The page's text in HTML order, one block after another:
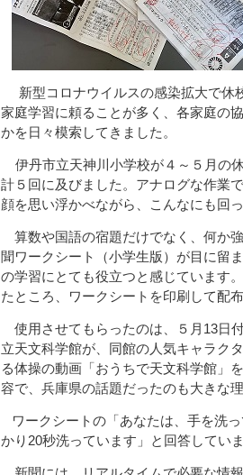
新型コロナウイルスの感染拡大で休
家庭学習に頼ることが多く、各家庭の
かを日々模索してきました。
伊丹市立天神川小学校が４～５月の
計５回に及びました。アナログな作業
顔を思い浮かべながら、こんなにも回
算数や国語の宿題だけでなく、何か
聞ワークシート（小学生版）が目に留
の学習にとても役立つと感じています
たところ、ワークシートを印刷して配
使用させてもらったのは、５月13日
立天文科学館が、同館の人気キャラク
る体操の動画「おうちで天文科学館」
容で、兵庫県の話題だったのも大きな理
ワークシートの「あなたは、手を洗
かり20秒洗っています」と回答していま